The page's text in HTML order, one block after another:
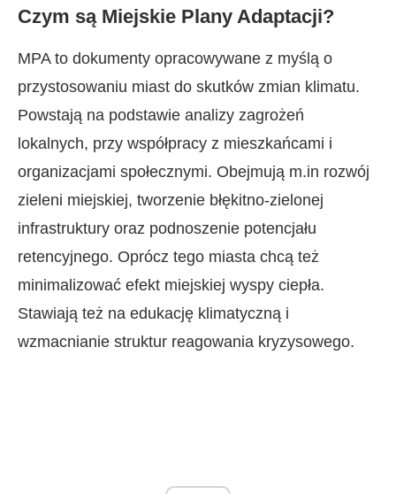
Czym są Miejskie Plany Adaptacji?
MPA to dokumenty opracowywane z myślą o
przystosowaniu miast do skutków zmian klimatu.
Powstają na podstawie analizy zagrożeń
lokalnych, przy współpracy z mieszkańcami i
organizacjami społecznymi. Obejmują m.in rozwój
zieleni miejskiej, tworzenie błękitno-zielonej
infrastruktury oraz podnoszenie potencjału
retencyjnego. Oprócz tego miasta chcą też
minimalizować efekt miejskiej wyspy ciepła.
Stawiają też na edukację klimatyczną i
wzmacnianie struktur reagowania kryzysowego.